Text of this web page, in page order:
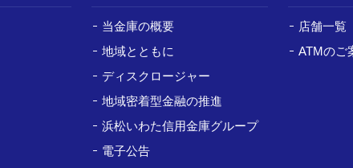
当金庫の概要
地域とともに
ディスクロージャー
地域密着型金融の推進
浜松いわた信用金庫グループ
電子公告
店舗一覧
ATMのご